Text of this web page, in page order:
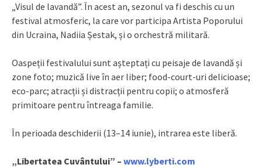
„Visul de lavandă”. În acest an, sezonul va fi deschis cu un
festival atmosferic, la care vor participa Artista Poporului
din Ucraina, Nadiia Șestak, și o orchestră militară.
Oaspeții festivalului sunt așteptați cu peisaje de lavandă și
zone foto; muzică live în aer liber; food-court-uri delicioase;
eco-parc; atracții și distracții pentru copii; o atmosferă
primitoare pentru întreaga familie.
În perioada deschiderii (13–14 iunie), intrarea este liberă.
„Libertatea Cuvântului” – www.lyberti.com